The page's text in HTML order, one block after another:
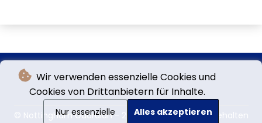
Wir verwenden essenzielle Cookies und
Cookies von Drittanbietern für Inhalte.
Nur essenzielle Alles akzeptieren
© Nottingham Guardian - 2026 - Alle Rechte vorbehalten